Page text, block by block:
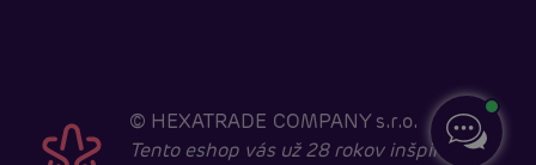
© HEXATRADE COMPANY s.r.o.
Tento eshop vás už 28 rokov inšpiruje k